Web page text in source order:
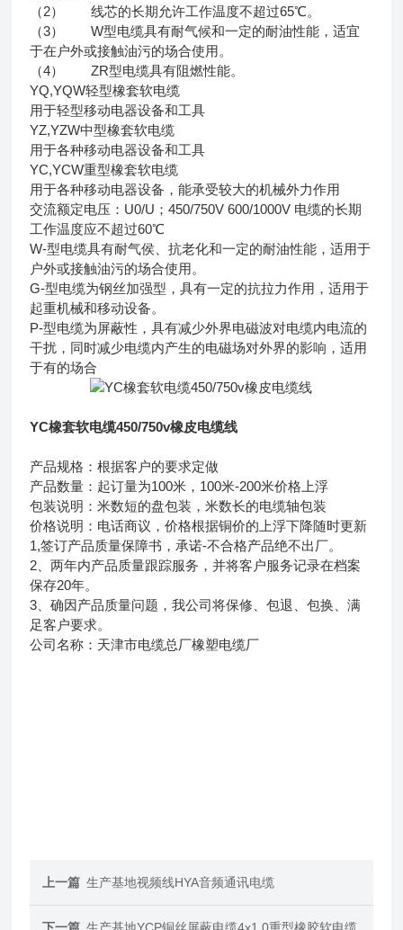
（2） 线芯的长期允许工作温度不超过65℃。
（3） W型电缆具有耐气候和一定的耐油性能，适宜
于在户外或接触油污的场合使用。
（4） ZR型电缆具有阻燃性能。
YQ,YQW轻型橡套软电缆
用于轻型移动电器设备和工具
YZ,YZW中型橡套软电缆
用于各种移动电器设备和工具
YC,YCW重型橡套软电缆
用于各种移动电器设备，能承受较大的机械外力作用
交流额定电压：U0/U；450/750V 600/1000V 电缆的长期
工作温度应不超过60℃
W-型电缆具有耐气侯、抗老化和一定的耐油性能，适用于
户外或接触油污的场合使用。
G-型电缆为钢丝加强型，具有一定的抗拉力作用，适用于
起重机械和移动设备。
P-型电缆为屏蔽性，具有减少外界电磁波对电缆内电流的
干扰，同时减少电缆内产生的电磁场对外界的影响，适用
于有的场合
YC橡套软电缆450/750v橡皮电缆线
产品规格：根据客户的要求定做
产品数量：起订量为100米，100米-200米价格上浮
包装说明：米数短的盘包装，米数长的电缆轴包装
价格说明：电话商议，价格根据铜价的上浮下降随时更新
1,签订产品质量保障书，承诺-不合格产品绝不出厂。
2、两年内产品质量跟踪服务，并将客户服务记录在档案
保存20年。
3、确因产品质量问题，我公司将保修、包退、包换、满
足客户要求。
公司名称：天津市电缆总厂橡塑电缆厂
上一篇 生产基地视频线HYA音频通讯电缆
下一篇 生产基地YCP铜丝屏蔽电缆4x1.0重型橡胶软电缆